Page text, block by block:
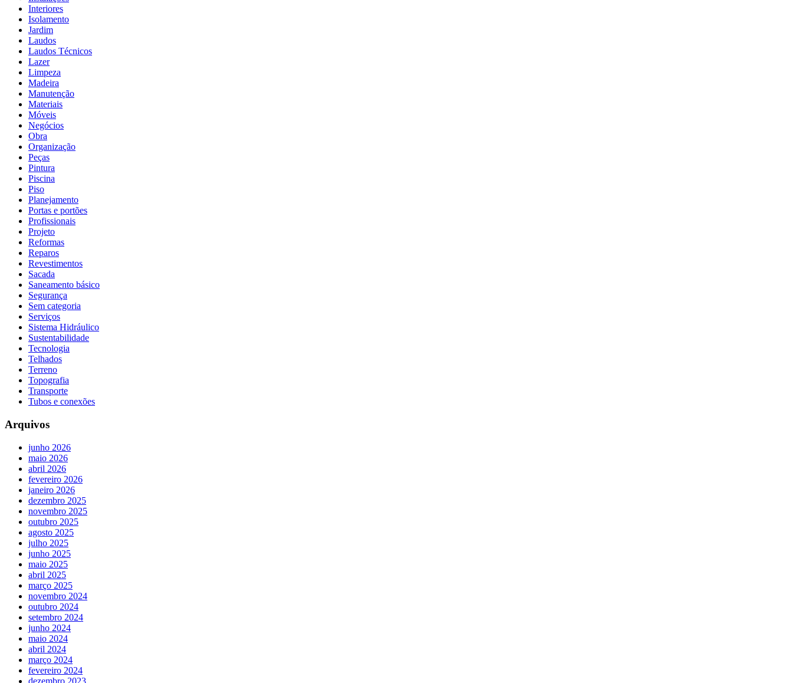
Interiores
Isolamento
Jardim
Laudos
Laudos Técnicos
Lazer
Limpeza
Madeira
Manutenção
Materiais
Móveis
Negócios
Obra
Organização
Peças
Pintura
Piscina
Piso
Planejamento
Portas e portões
Profissionais
Projeto
Reformas
Reparos
Revestimentos
Sacada
Saneamento básico
Segurança
Sem categoria
Serviços
Sistema Hidráulico
Sustentabilidade
Tecnologia
Telhados
Terreno
Topografia
Transporte
Tubos e conexões
Arquivos
junho 2026
maio 2026
abril 2026
fevereiro 2026
janeiro 2026
dezembro 2025
novembro 2025
outubro 2025
agosto 2025
julho 2025
junho 2025
maio 2025
abril 2025
março 2025
novembro 2024
outubro 2024
setembro 2024
junho 2024
maio 2024
abril 2024
março 2024
fevereiro 2024
dezembro 2023